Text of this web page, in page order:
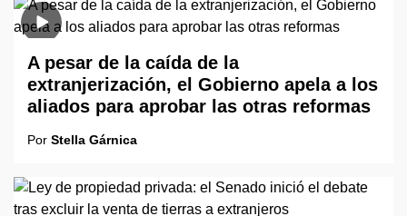
A pesar de la caída de la
extranjerización, el Gobierno apela a los
aliados para aprobar las otras reformas
Por Stella Gárnica